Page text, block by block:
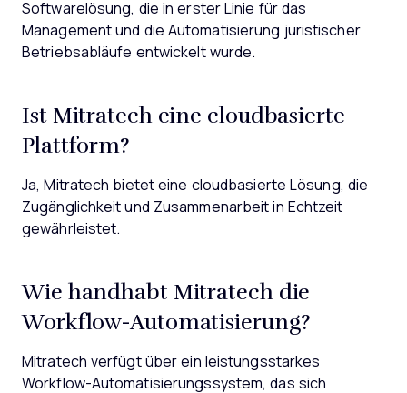
Softwarelösung, die in erster Linie für das
Management und die Automatisierung juristischer
Betriebsabläufe entwickelt wurde.
Ist Mitratech eine cloudbasierte
Plattform?
Ja, Mitratech bietet eine cloudbasierte Lösung, die
Zugänglichkeit und Zusammenarbeit in Echtzeit
gewährleistet.
Wie handhabt Mitratech die
Workflow-Automatisierung?
Mitratech verfügt über ein leistungsstarkes
Workflow-Automatisierungssystem, das sich